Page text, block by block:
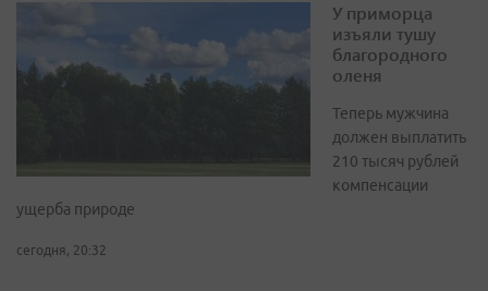
У приморца
изъяли тушу
благородного
оленя
Теперь мужчина
должен выплатить
210 тысяч рублей
компенсации
ущерба природе
сегодня, 20:32